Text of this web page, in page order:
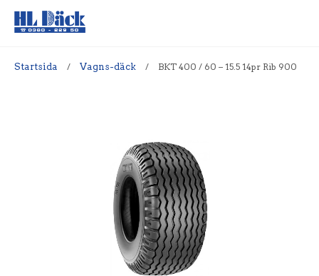
Startsida / Vagns-däck / BKT 400 / 60 – 15.5 14pr Rib 900